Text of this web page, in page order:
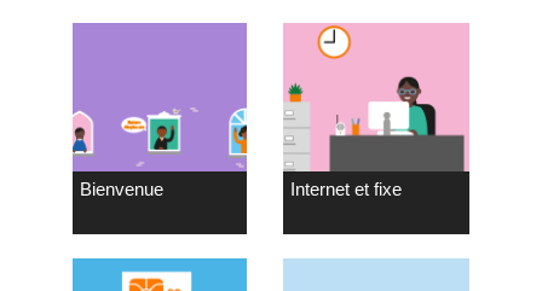
Bienvenue Internet et fixe